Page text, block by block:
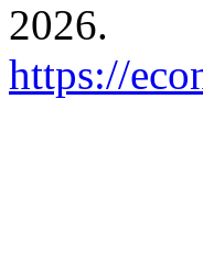
2026.
https://